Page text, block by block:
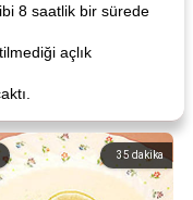
8 saatlik bir sürede
açlık
35 dakika